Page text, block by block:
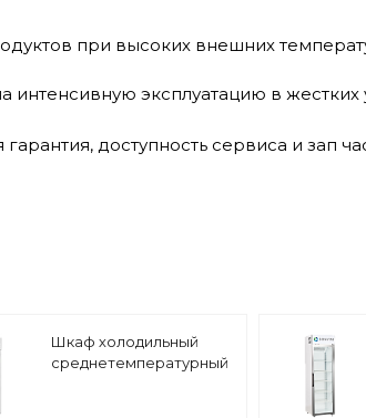
при высоких внешних
эксплуатацию в жестких
доступность сервиса и зап
Шкаф холодильный
среднетемпературный